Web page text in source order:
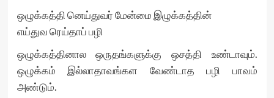
ஒழுக்கத்தி னெய்துவர் மேன்மை இழுக்கத்தின்
எய்துவ ரெய்தாப் பழி
ஒழுக்கத்தினால ஒருதங்களுக்கு ஒசத்தி உண்டாவும்.
ஒழுக்கம் இல்லாதாவங்கள வேண்டாத பழி பாவம்
அண்டும்.